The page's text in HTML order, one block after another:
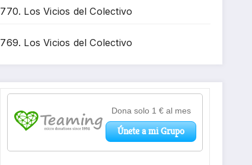
770. Los Vicios del Colectivo
769. Los Vicios del Colectivo